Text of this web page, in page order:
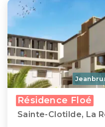
Résidence Floé
Sainte-Clotilde, La